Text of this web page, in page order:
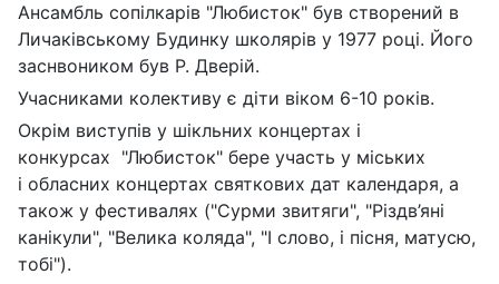
Ансамбль сопілкарів "Любисток" був створений в
Личаківському Будинку школярів у 1977 році. Його
заснвоником був Р. Дверій.
Учасниками колективу є діти віком 6-10 років.
Окрім виступів у шікльних концертах і
конкурсах "Любисток" бере участь у міських
і обласних концертах святкових дат календаря, а
також у фестивалях ("Сурми звитяги", "Різдв’яні
канікули", "Велика коляда", "І слово, і пісня, матусю,
тобі").